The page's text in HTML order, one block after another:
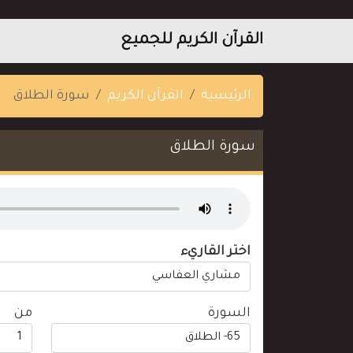
القرآن الكريم للجميع
الرئيسية القرآن الكريم سورة الطلاق
سورة الطلاق
اختر القاريء
السورة من